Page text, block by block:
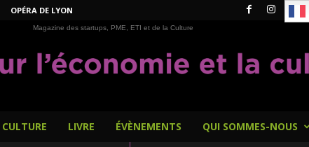
OPÉRA DE LYON
Magazine des startups, PME, ETI et de la Culture
CULTURE LIVRE ÉVÈNEMENTS QUI SOMMES-NOUS